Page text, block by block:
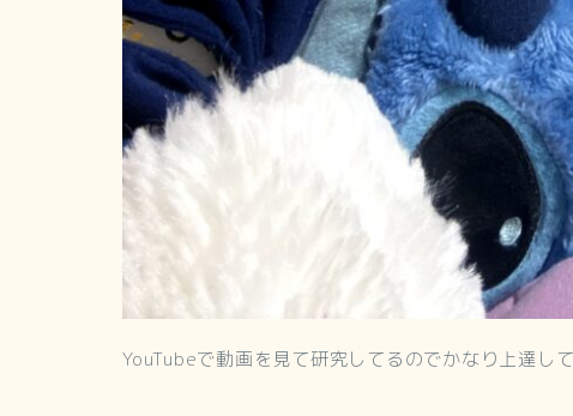
YouTubeで動画を見て研究してるのでかなり上達し